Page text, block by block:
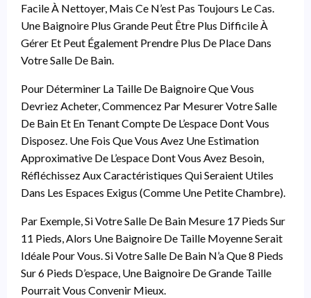
Facile À Nettoyer, Mais Ce N’est Pas Toujours Le Cas.
Une Baignoire Plus Grande Peut Être Plus Difficile À
Gérer Et Peut Également Prendre Plus De Place Dans
Votre Salle De Bain.
Pour Déterminer La Taille De Baignoire Que Vous
Devriez Acheter, Commencez Par Mesurer Votre Salle
De Bain Et En Tenant Compte De L’espace Dont Vous
Disposez. Une Fois Que Vous Avez Une Estimation
Approximative De L’espace Dont Vous Avez Besoin,
Réfléchissez Aux Caractéristiques Qui Seraient Utiles
Dans Les Espaces Exigus (comme Une Petite Chambre).
Par Exemple, Si Votre Salle De Bain Mesure 17 Pieds Sur
11 Pieds, Alors Une Baignoire De Taille Moyenne Serait
Idéale Pour Vous. Si Votre Salle De Bain N’a Que 8 Pieds
Sur 6 Pieds D’espace, Une Baignoire De Grande Taille
Pourrait Vous Convenir Mieux.